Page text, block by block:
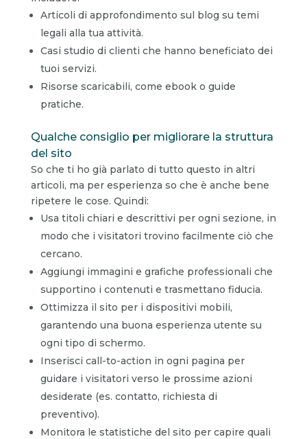
Articoli di approfondimento sul blog su temi
legali alla tua attività.
Casi studio di clienti che hanno beneficiato dei
tuoi servizi.
Risorse scaricabili, come ebook o guide
pratiche.
Qualche consiglio per migliorare la struttura
del sito
So che ti ho già parlato di tutto questo in altri
articoli, ma per esperienza so che è anche bene
ripetere le cose. Quindi:
Usa titoli chiari e descrittivi per ogni sezione, in
modo che i visitatori trovino facilmente ciò che
cercano.
Aggiungi immagini e grafiche professionali che
supportino i contenuti e trasmettano fiducia.
Ottimizza il sito per i dispositivi mobili,
garantendo una buona esperienza utente su
ogni tipo di schermo.
Inserisci call-to-action in ogni pagina per
guidare i visitatori verso le prossime azioni
desiderate (es. contatto, richiesta di
preventivo).
Monitora le statistiche del sito per capire quali